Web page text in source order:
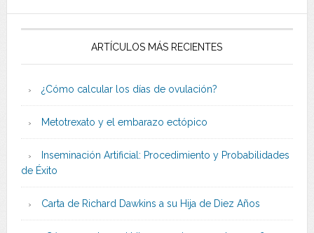
ARTÍCULOS MÁS RECIENTES
¿Cómo calcular los días de ovulación?
Metotrexato y el embarazo ectópico
Inseminación Artificial: Procedimiento y Probabilidades
de Éxito
Carta de Richard Dawkins a su Hija de Diez Años